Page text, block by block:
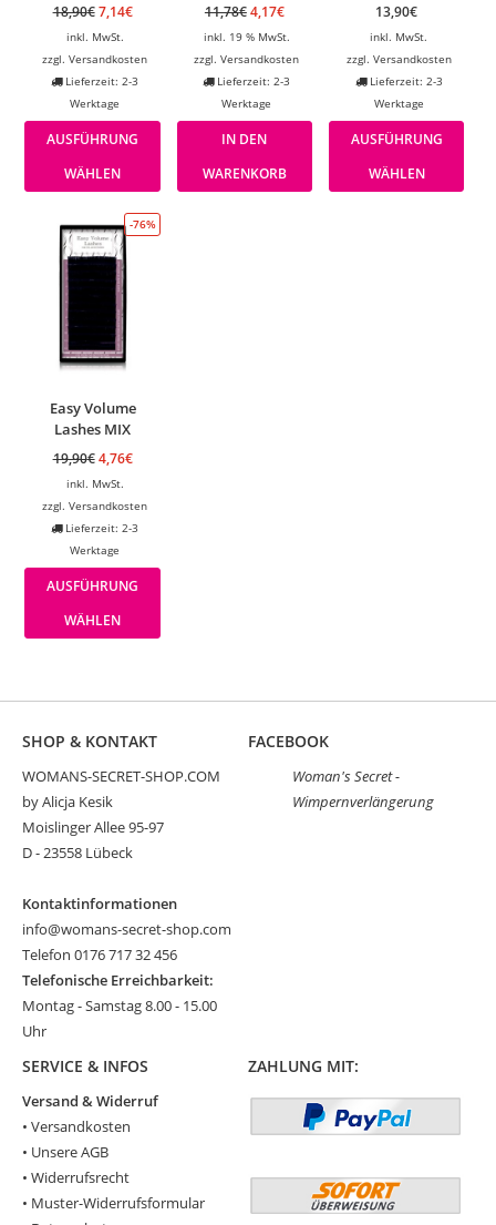
18,90€ 7,14€
inkl. MwSt.
zzgl.Versandkosten
Lieferzeit: 2-3
Werktage
AUSFÜHRUNG
WÄHLEN
11,78€4,17€
inkl. 19 % MwSt.
zzgl.Versandkosten
Lieferzeit: 2-3
Werktage
IN DEN
WARENKORB
13,90€
inkl. MwSt.
zzgl. Versandkosten
Lieferzeit: 2-3
Werktage
AUSFÜHRUNG
WÄHLEN
-76%
Easy Volume
Lashes MIX
19,90€ 4,76€
inkl. MwSt.
zzgl.Versandkosten
Lieferzeit: 2-3
Werktage
AUSFÜHRUNG
WÄHLEN
SHOP & KONTAKT
WOMANS-SECRET-SHOP.COM
by Alicja Kesik
Moislinger Allee 95-97
D - 23558 Lübeck
Kontaktinformationen
info@womans-secret-shop.com
Telefon 0176 717 32 456
Telefonische Erreichbarkeit:
Montag - Samstag 8.00 - 15.00
Uhr
FACEBOOK
Woman's Secret -
Wimpernverlängerung
SERVICE & INFOS
Versand & Widerruf
•Versandkosten
• Unsere AGB
•Widerrufsrecht
• Muster-Widerrufsformular
ZAHLUNG MIT: